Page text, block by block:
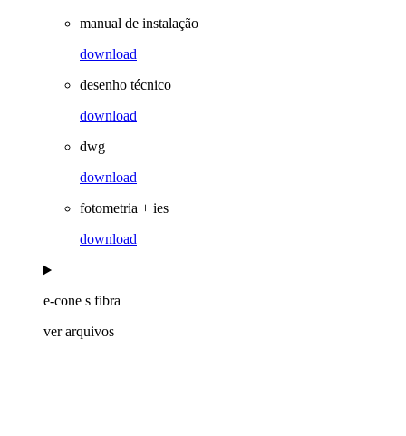
manual de instalação
download
desenho técnico
download
dwg
download
fotometria + ies
download
e-cone s fibra
ver arquivos